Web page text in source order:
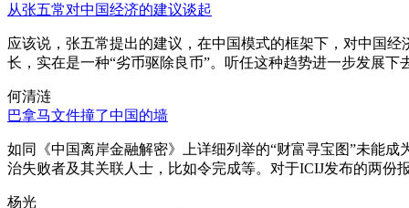
从张五常对中国经济的建议谈起
应该说，张五常提出的建议，在中国模式的框架下，对中国
长，实在是一种“劣币驱除良币”。听任这种趋势进一步发展下
何清涟
巴拿马文件撞了中国的墙
如同《中国离岸金融解密》上详细列举的“财富寻宝图”未能
治失败者及其关联人士，比如令完成等。对于ICIJ发布的两份
杨光